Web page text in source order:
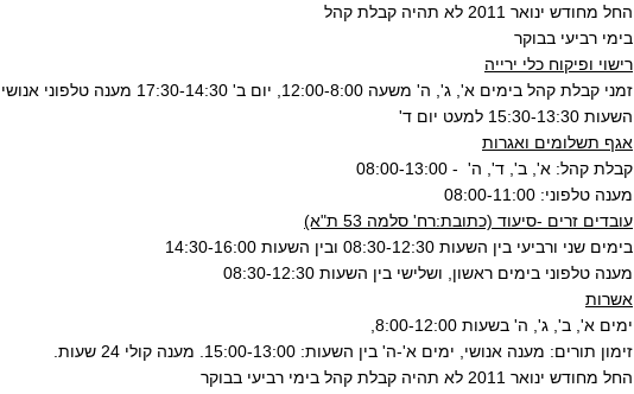
החל מחודש ינואר 2011 לא תהיה קבלת קהל
בימי רביעי בבוקר
רישוי ופיקוח כלי ירייה
זמני קבלת קהל בימים א', ג', ה' משעה 12:00-8:00, יום ב' 17:30-
השעות 15:30-13:30 למעט יום ד'
אגף תשלומים ואגרות
קבלת קהל: א', ב', ד', ה' - 08:00-13:00
מענה טלפוני: 08:00-11:00
עובדים זרים -סיעוד (כתובת:רח' סלמה 53 ת"א)
בימים שני ורביעי בין השעות 08:30-12:30 ובין השעות 14:30-16:00
מענה טלפוני בימים ראשון, ושלישי בין השעות 08:30-12:30
אשרות
ימים א', ב', ג', ה' בשעות 8:00-12:00,
זימון תורים: מענה אנושי, ימים א'-ה' בין השעות: 15:00-13:00. מענה קולי 24 שעות.
החל מחודש ינואר 2011 לא תהיה קבלת קהל בימי רביעי בבוקר